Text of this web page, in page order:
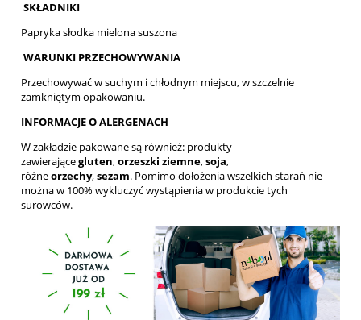
SKŁADNIKI
Papryka słodka mielona suszona
WARUNKI PRZECHOWYWANIA
Przechowywać w suchym i chłodnym miejscu, w szczelnie
zamkniętym opakowaniu.
INFORMACJE O ALERGENACH
W zakładzie pakowane są również: produkty
zawierającegluten,orzeszki ziemne,soja,
różneorzechy,sezam. Pomimo dołożenia wszelkich starań nie
można w 100% wykluczyć wystąpienia w produkcie tych
surowców.